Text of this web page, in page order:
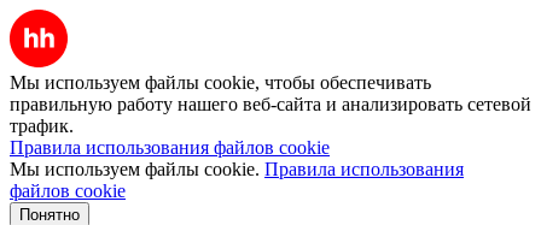
Мы используем файлы cookie, чтобы обеспечивать
правильную работу нашего веб-сайта и анализировать сетевой
трафик.
Правила использования файлов cookie
Мы используем файлы cookie. Правила использования
файлов cookie
Понятно